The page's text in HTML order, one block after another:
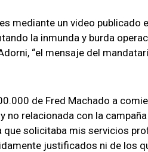
mediante un video publicado
la inmunda y burda
“el mensaje del
de Fred Machado a
no relacionada con la
que solicitaba mis servicios
justificados ni de los